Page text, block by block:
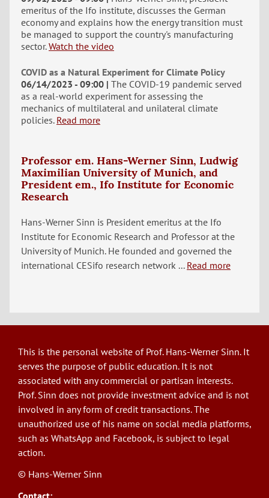
emeritus of the Ifo institute, discusses the German
economy and explains how the energy transition must
be managed to support the country's manufacturing
sector. Watch the video
COVID as a Natural Experiment for Climate Policy
06/14/2023 - 09:00 The COVID-19 pandemic served
as a real-world experiment for assessing the
mechanics of multilateral and unilateral climate
policies. Read more
Professor em. Hans-Werner Sinn, Ludwig
Maximilian University of Munich, and
President em., Ifo Institute for Economic
Research
Hans-Werner Sinn is President emeritus at the Ifo
Institute for Economic Research and Professor at the
University of Munich. He founded and governed the
international CESifo research network ... Read more
This is the personal website of Prof. Hans-Werner Sinn. It
serves the purpose of public education. It is not
associated with any commercial or partisan interests.
Prof. Sinn does not provide investment advice and is not
involved in any form of credit transactions. The
unauthorized use of his name on social media platforms,
such as WhatsApp and Facebook, is subject to legal
action.
© Hans-Werner Sinn
Contact: